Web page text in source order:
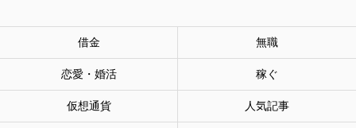
借金 無職
恋愛・婚活 稼ぐ
仮想通貨 人気記事